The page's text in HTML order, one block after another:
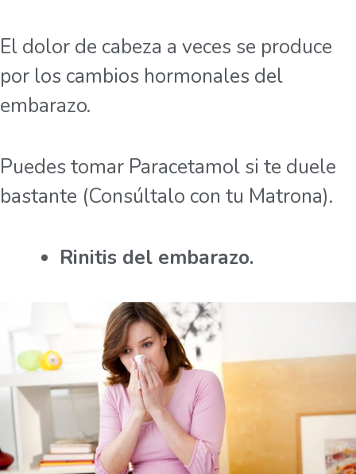
El dolor de cabeza a veces se produce
por los cambios hormonales del
embarazo.
Puedes tomar Paracetamol si te duele
bastante (Consúltalo con tu Matrona).
Rinitis del embarazo.